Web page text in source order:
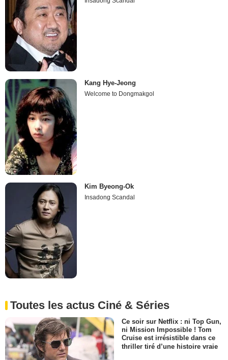
Kang Hye-Jeong
Welcome to Dongmakgol
Kim Byeong-Ok
Insadong Scandal
Toutes les actus Ciné & Séries
Ce soir sur Netflix : ni Top Gun,
ni Mission Impossible ! Tom
Cruise est irrésistible dans ce
thriller tiré d’une histoire vraie